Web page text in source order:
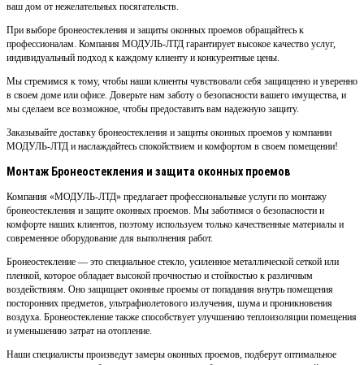
ваш дом от нежелательных посягательств.
При выборе бронеостекления и защиты оконных проемов обращайтесь к
профессионалам. Компания МОДУЛЬ-ЛТД гарантирует высокое качество услуг,
индивидуальный подход к каждому клиенту и конкурентные цены.
Мы стремимся к тому, чтобы наши клиенты чувствовали себя защищенно и уверенно
в своем доме или офисе. Доверьте нам заботу о безопасности вашего имущества, и
мы сделаем все возможное, чтобы предоставить вам надежную защиту.
Заказывайте доставку бронеостекления и защиты оконных проемов у компании
МОДУЛЬ-ЛТД и наслаждайтесь спокойствием и комфортом в своем помещении!
Монтаж Бронеостекления и защита оконных проемов
Компания «МОДУЛЬ-ЛТД» предлагает профессиональные услуги по монтажу
бронеостекления и защите оконных проемов. Мы заботимся о безопасности и
комфорте наших клиентов, поэтому используем только качественные материалы и
современное оборудование для выполнения работ.
Бронеостекление — это специальное стекло, усиленное металлической сеткой или
пленкой, которое обладает высокой прочностью и стойкостью к различным
воздействиям. Оно защищает оконные проемы от попадания внутрь помещения
посторонних предметов, ультрафиолетового излучения, шума и проникновения
воздуха. Бронеостекление также способствует улучшению теплоизоляции помещения
и уменьшению затрат на отопление.
Наши специалисты произведут замеры оконных проемов, подберут оптимальное